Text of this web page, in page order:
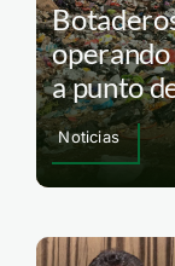
operando
a punto
Noticias